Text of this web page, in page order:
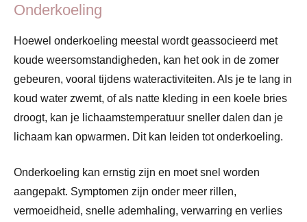
Onderkoeling
Hoewel onderkoeling meestal wordt geassocieerd met
koude weersomstandigheden, kan het ook in de zomer
gebeuren, vooral tijdens wateractiviteiten. Als je te lang in
koud water zwemt, of als natte kleding in een koele bries
droogt, kan je lichaamstemperatuur sneller dalen dan je
lichaam kan opwarmen. Dit kan leiden tot onderkoeling.
Onderkoeling kan ernstig zijn en moet snel worden
aangepakt. Symptomen zijn onder meer rillen,
vermoeidheid, snelle ademhaling, verwarring en verlies